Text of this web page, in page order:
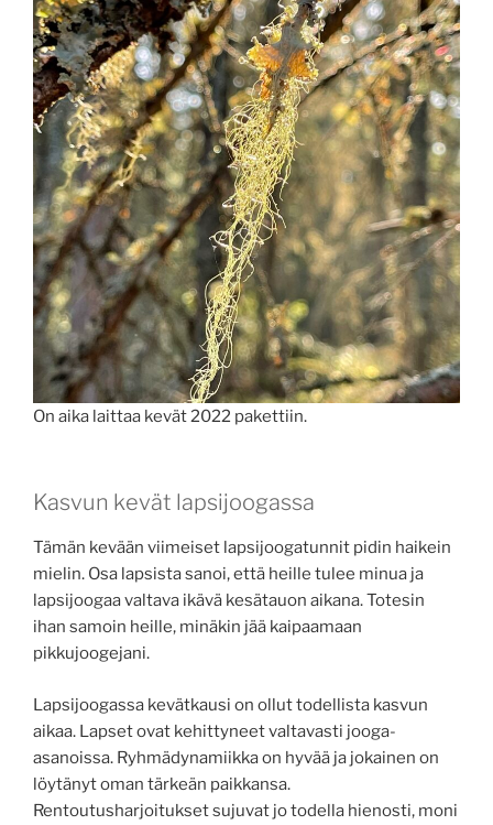
On aika laittaa kevät 2022 pakettiin.
Kasvun kevät lapsijoogassa
Tämän kevään viimeiset lapsijoogatunnit pidin haikein
mielin. Osa lapsista sanoi, että heille tulee minua ja
lapsijoogaa valtava ikävä kesätauon aikana. Totesin
ihan samoin heille, minäkin jää kaipaamaan
pikkujoogejani.
Lapsijoogassa kevätkausi on ollut todellista kasvun
aikaa. Lapset ovat kehittyneet valtavasti jooga-
asanoissa. Ryhmädynamiikka on hyvää ja jokainen on
löytänyt oman tärkeän paikkansa.
Rentoutusharjoitukset sujuvat jo todella hienosti, moni